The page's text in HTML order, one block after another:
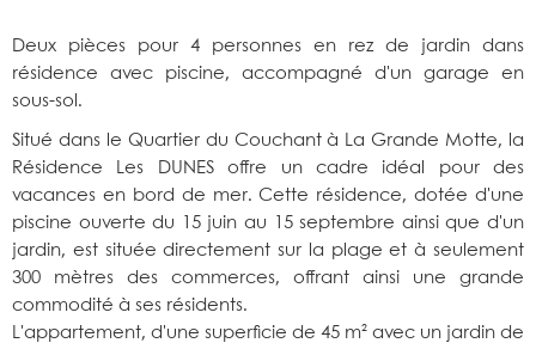
Deux pièces pour 4 personnes en rez de jardin dans
résidence avec piscine, accompagné d'un garage en
sous-sol.
Situé dans le Quartier du Couchant à La Grande Motte, la
Résidence Les DUNES offre un cadre idéal pour des
vacances en bord de mer. Cette résidence, dotée d'une
piscine ouverte du 15 juin au 15 septembre ainsi que d'un
jardin, est située directement sur la plage et à seulement
300 mètres des commerces, offrant ainsi une grande
commodité à ses résidents.
L'appartement, d'une superficie de 45 m² avec un jardin de